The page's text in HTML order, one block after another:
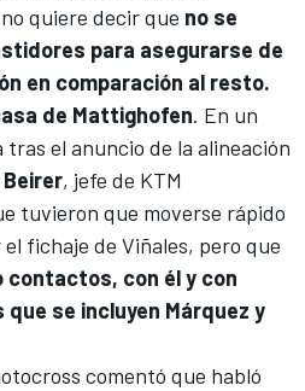
quiere decir que no se
para asegurarse de
en comparación al resto.
de Mattighofen. En un
el anuncio de la alineación
, jefe de KTM
tuvieron que moverse rápido
fichaje de Viñales, pero que
contactos, con él y con
se incluyen Márquez y
comentó que habló